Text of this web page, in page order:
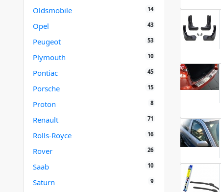
Oldsmobile 14
Opel 43
Peugeot 53
Plymouth 10
Pontiac 45
Porsche 15
Proton 8
Renault 71
Rolls-Royce 16
Rover 26
Saab 10
Saturn 9